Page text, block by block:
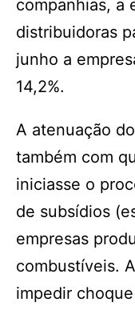
companhias, a
distribuidoras
junho a
14,2%.
A atenuação
também com
iniciasse o
de subsídios
empresas
combustíveis.
impedir